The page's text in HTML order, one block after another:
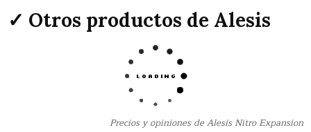
✓ Otros productos de Alesis
Precios y opiniones de Alesis Nitro Expansion